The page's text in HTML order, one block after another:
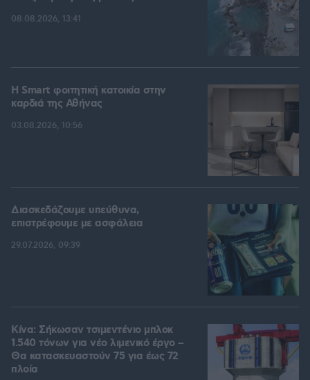
08.08.2026, 13:41
Η Smart φοιτητική κατοικία στην
καρδιά της Αθήνας
03.08.2026, 10:56
Διασκεδάζουμε υπεύθυνα,
επιστρέφουμε με ασφάλεια
29.07.2026, 09:39
Κίνα: Σήκωσαν τσιμεντένιο μπλοκ
1.540 τόνων για νέο λιμενικό έργο –
Θα κατασκευαστούν 75 για έως 72
πλοία